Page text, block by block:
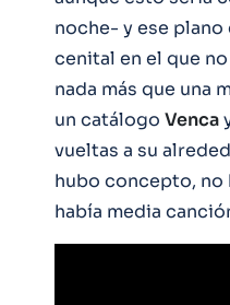
noche- y ese plano
cenital en el que
nada más que una
un catálogo Venca
vueltas a su
hubo concepto, no
había media